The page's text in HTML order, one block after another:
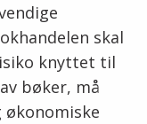
skal
knyttet til
bøker, må